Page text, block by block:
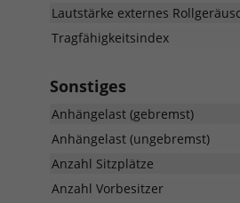
Lautstärke externes
Tragfähigkeitsindex
Sonstiges
Anhängelast (gebremst)
Anhängelast (ungebremst)
Anzahl Sitzplätze
Anzahl Vorbesitzer